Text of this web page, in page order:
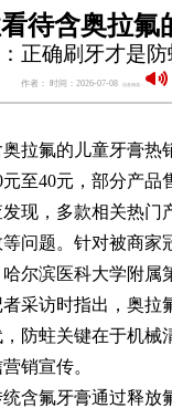
待含奥拉氟
正确刷牙才是
作者： 时间：2026-07-08 语音阅读：
氟的儿童牙膏热销
至40元，部分产品
现，多款相关热门
问题。针对被商家
尔滨医科大学附属
采访时指出，奥拉
防蛀关键在于机械
销宣传。
氟牙膏通过释放